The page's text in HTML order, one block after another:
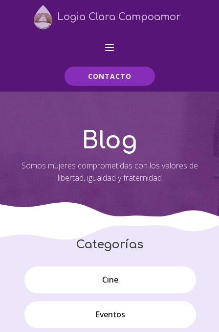
Logia Clara Campoamor
CONTACTO
Blog
Somos mujeres comprometidas con los valores de
libertad, igualdad y fraternidad
Categorías
Cine
Eventos